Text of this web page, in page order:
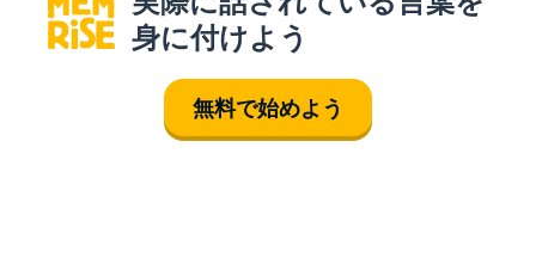
身に付けよう
無料で始めよう